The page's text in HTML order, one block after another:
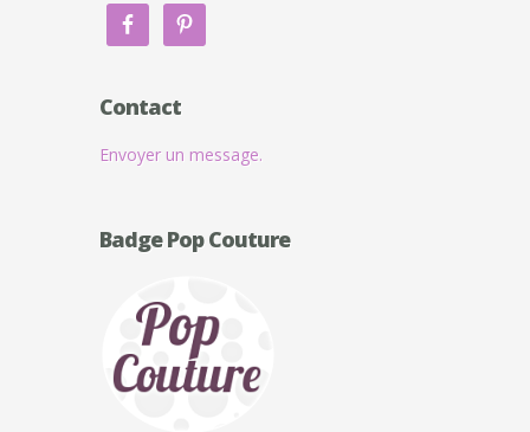
Contact
Envoyer un message.
Badge Pop Couture